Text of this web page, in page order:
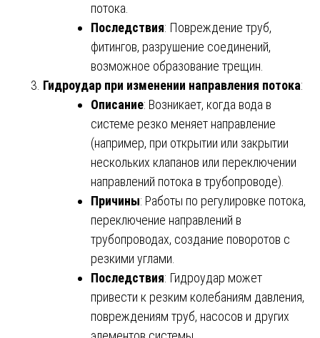
потока.
Последствия: Повреждение труб,
фитингов, разрушение соединений,
возможное образование трещин.
Гидроудар при изменении направления потока:
Описание: Возникает, когда вода в
системе резко меняет направление
(например, при открытии или закрытии
нескольких клапанов или переключении
направлений потока в трубопроводе).
Причины: Работы по регулировке потока,
переключение направлений в
трубопроводах, создание поворотов с
резкими углами.
Последствия: Гидроудар может
привести к резким колебаниям давления,
повреждениям труб, насосов и других